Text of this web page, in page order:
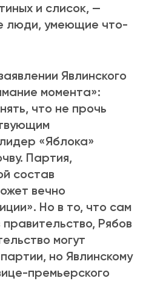
и слисок, —
люди, умеющие что-
Явлинского
момента»:
что не прочь
«Яблока»
Партия,
состав
вечно
Но в то, что сам
Рябов
могут
но Явлинскому
премьерского